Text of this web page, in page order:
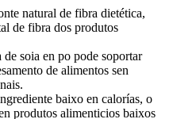
natural de fibra dietética,
de fibra dos produtos
de soia en po pode soportar
de alimentos sen
baixo en calorías, o
produtos alimenticios baixos